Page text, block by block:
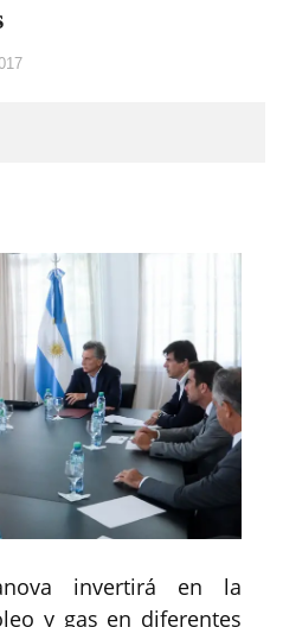
invertirá en la
y gas en diferentes